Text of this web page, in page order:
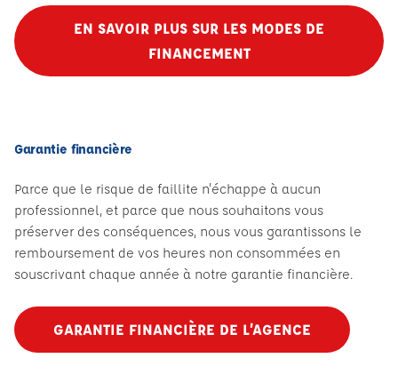
EN SAVOIR PLUS SUR LES MODES DE
FINANCEMENT
Garantie financière
Parce que le risque de faillite n'échappe à aucun
professionnel, et parce que nous souhaitons vous
préserver des conséquences, nous vous garantissons le
remboursement de vos heures non consommées en
souscrivant chaque année à notre garantie financière.
GARANTIE FINANCIÈRE DE L’AGENCE